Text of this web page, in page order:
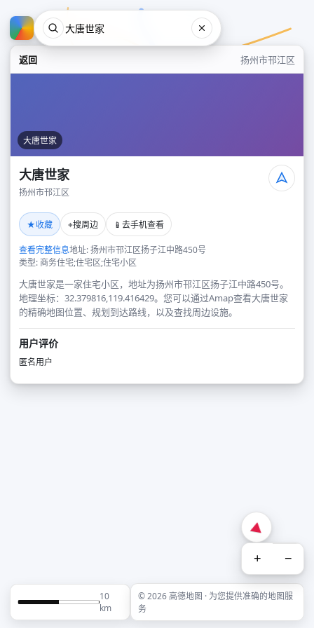
返回 扬州市邗江区
大唐世家
大唐世家
扬州市邗江区
★收藏 ⌖搜周边 📱 去手机查看
查看完整信息地址: 扬州市邗江区扬子江中路450号
类型: 商务住宅;住宅区;住宅小区
大唐世家是一家住宅小区，地址为扬州市邗江区扬子江中路450号。
地理坐标：32.379816,119.416429。您可以通过Amap查看大唐世家
的精确地图位置、规划到达路线，以及查找周边设施。
用户评价
匿名用户
+ −
10
km
© 2026 高德地图 · 为您提供准确的地图服
务